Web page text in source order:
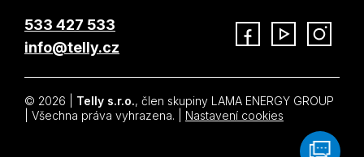
533 427 533
info@telly.cz
© 2026 | Telly s.r.o., člen skupiny LAMA ENERGY GROUP
| Všechna práva vyhrazena. | Nastavení cookies